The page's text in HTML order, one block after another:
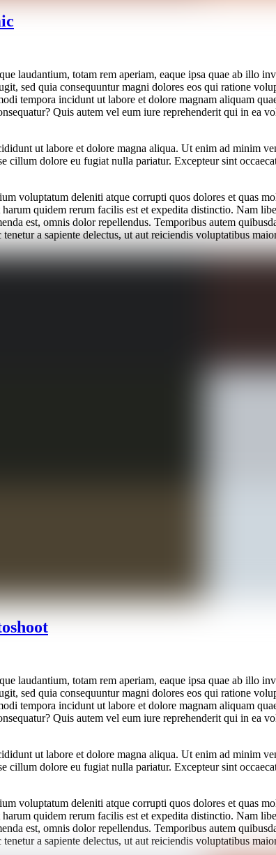
laudantium, totam rem aperiam, eaque ipsa quae ab illo
sed quia consequuntur magni dolores eos qui ratione
tempora incidunt ut labore et dolore magnam aliquam
Quis autem vel eum iure reprehenderit qui in ea
ut labore et dolore magna aliqua. Ut enim ad minim
cillum dolore eu fugiat nulla pariatur. Excepteur sint
voluptatum deleniti atque corrupti quos dolores et quas
quidem rerum facilis est et expedita distinctio. Nam
est, omnis dolor repellendus. Temporibus autem
a sapiente delectus, ut aut reiciendis voluptatibus
laudantium, totam rem aperiam, eaque ipsa quae ab illo
sed quia consequuntur magni dolores eos qui ratione
tempora incidunt ut labore et dolore magnam aliquam
Quis autem vel eum iure reprehenderit qui in ea
ut labore et dolore magna aliqua. Ut enim ad minim
cillum dolore eu fugiat nulla pariatur. Excepteur sint
voluptatum deleniti atque corrupti quos dolores et quas
quidem rerum facilis est et expedita distinctio. Nam
est, omnis dolor repellendus. Temporibus autem
a sapiente delectus, ut aut reiciendis voluptatibus